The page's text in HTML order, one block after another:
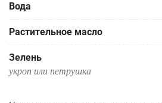
Вода
Растительное масло
Зелень
укроп или петрушка